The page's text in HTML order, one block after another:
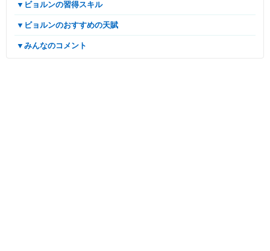
▼ビョルンの習得スキル
▼ビョルンのおすすめの天賦
▼みんなのコメント